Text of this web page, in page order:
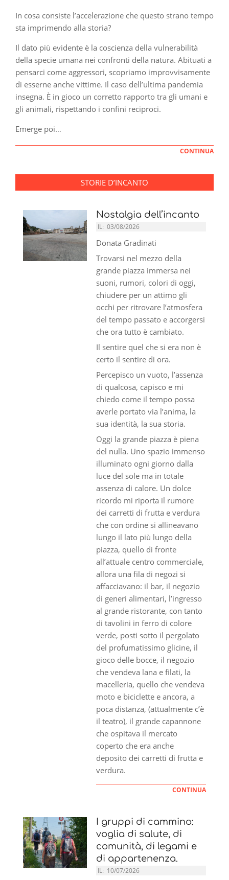
In cosa consiste l’accelerazione che questo strano tempo
sta imprimendo alla storia?
Il dato più evidente è la coscienza della vulnerabilità
della specie umana nei confronti della natura. Abituati a
pensarci come aggressori, scopriamo improvvisamente
di esserne anche vittime. Il caso dell’ultima pandemia
insegna. È in gioco un corretto rapporto tra gli umani e
gli animali, rispettando i confini reciproci.
Emerge poi…
CONTINUA
STORIE D’INCANTO
Nostalgia dell’incanto
IL: 03/08/2026
Donata Gradinati
Trovarsi nel mezzo della
grande piazza immersa nei
suoni, rumori, colori di oggi,
chiudere per un attimo gli
occhi per ritrovare l’atmosfera
del tempo passato e accorgersi
che ora tutto è cambiato.
Il sentire quel che si era non è
certo il sentire di ora.
Percepisco un vuoto, l’assenza
di qualcosa, capisco e mi
chiedo come il tempo possa
averle portato via l’anima, la
sua identità, la sua storia.
Oggi la grande piazza è piena
del nulla. Uno spazio immenso
illuminato ogni giorno dalla
luce del sole ma in totale
assenza di calore. Un dolce
ricordo mi riporta il rumore
dei carretti di frutta e verdura
che con ordine si allineavano
lungo il lato più lungo della
piazza, quello di fronte
all’attuale centro commerciale,
allora una fila di negozi si
affacciavano: il bar, il negozio
di generi alimentari, l’ingresso
al grande ristorante, con tanto
di tavolini in ferro di colore
verde, posti sotto il pergolato
del profumatissimo glicine, il
gioco delle bocce, il negozio
che vendeva lana e filati, la
macelleria, quello che vendeva
moto e biciclette e ancora, a
poca distanza, (attualmente c’è
il teatro), il grande capannone
che ospitava il mercato
coperto che era anche
deposito dei carretti di frutta e
verdura.
CONTINUA
I gruppi di cammino:
voglia di salute, di
comunità, di legami e
di appartenenza.
IL: 10/07/2026